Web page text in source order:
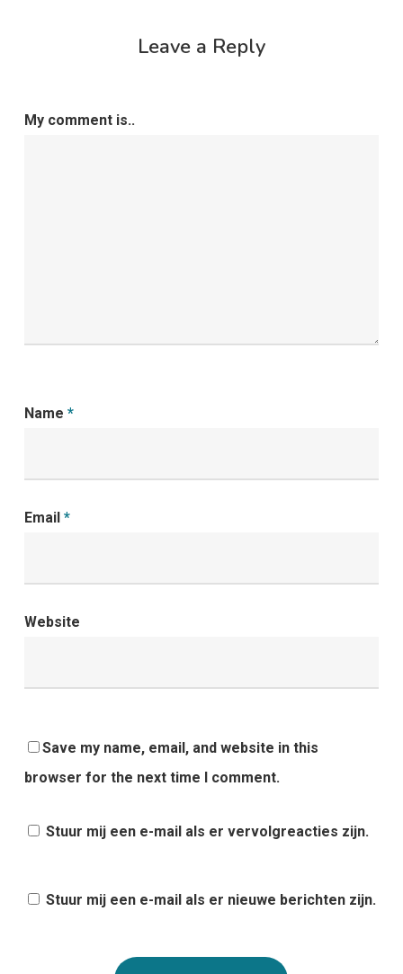
Leave a Reply
My comment is..
Name *
Email *
Website
Save my name, email, and website in this
browser for the next time I comment.
Stuur mij een e-mail als er vervolgreacties zijn.
Stuur mij een e-mail als er nieuwe berichten zijn.